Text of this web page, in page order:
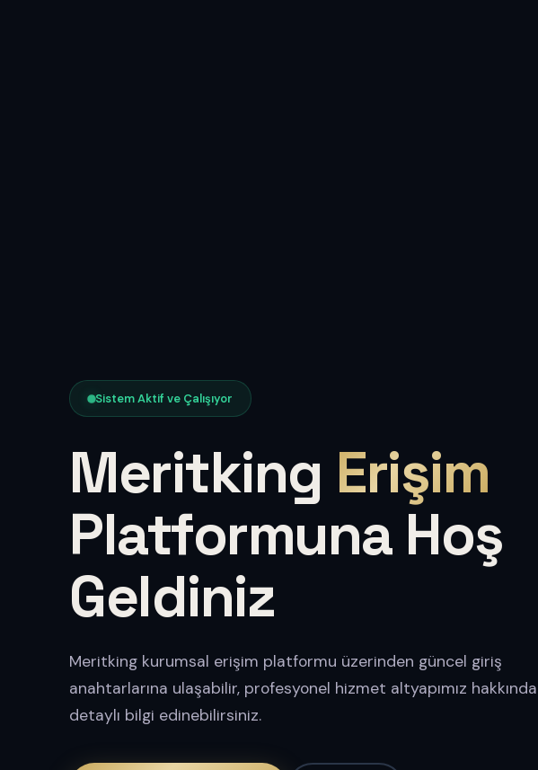
Sistem Aktif ve Çalışıyor
Meritking Erişim
Platformuna Hoş
Geldiniz
Meritking kurumsal erişim platformu üzerinden güncel giriş
anahtarlarına ulaşabilir, profesyonel hizmet altyapımız hakkında
detaylı bilgi edinebilirsiniz.